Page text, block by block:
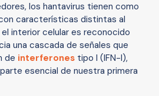
los hantavirus tienen como
características distintas al
interior celular es reconocido
una cascada de señales que
de interferones tipo I (IFN-I),
esencial de nuestra primera